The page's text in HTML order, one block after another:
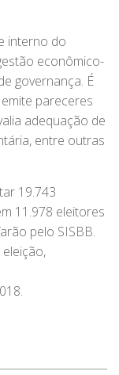
interno do
econômico-
governança. É
pareceres
adequação de
entre outras
19.743
11.978 eleitores
pelo SISBB.